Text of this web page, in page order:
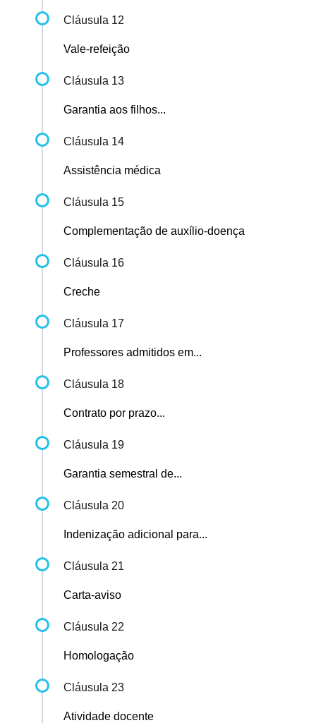
Cláusula 12
Vale-refeição
Cláusula 13
Garantia aos filhos...
Cláusula 14
Assistência médica
Cláusula 15
Complementação de auxílio-doença
Cláusula 16
Creche
Cláusula 17
Professores admitidos em...
Cláusula 18
Contrato por prazo...
Cláusula 19
Garantia semestral de...
Cláusula 20
Indenização adicional para...
Cláusula 21
Carta-aviso
Cláusula 22
Homologação
Cláusula 23
Atividade docente